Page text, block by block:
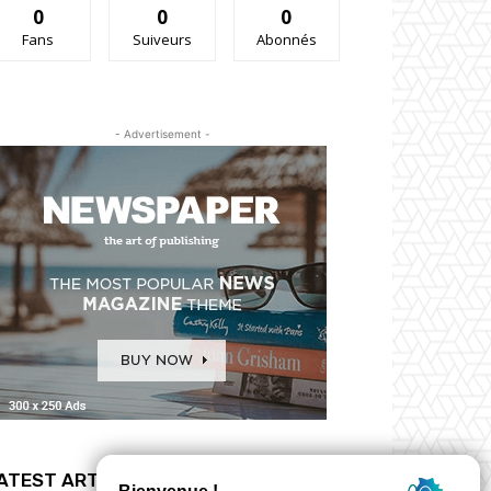
0
Fans
0
Suiveurs
0
Abonnés
- Advertisement -
ARTICLES